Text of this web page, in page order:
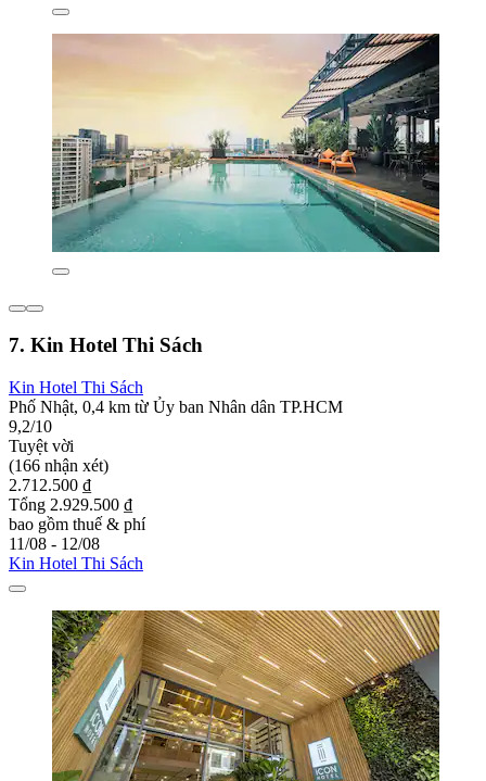
7. Kin Hotel Thi Sách
Kin Hotel Thi Sách
Phố Nhật, 0,4 km từ Ủy ban Nhân dân TP.HCM
9,2/10
Tuyệt vời
(166 nhận xét)
2.712.500 ₫
Tổng 2.929.500 ₫
bao gồm thuế & phí
11/08 - 12/08
Kin Hotel Thi Sách